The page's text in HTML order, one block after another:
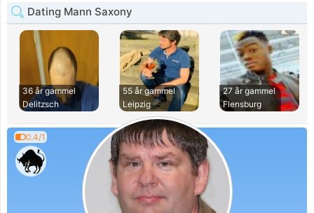
Dating Mann Saxony
36 år gammel
Delitzsch
55 år gammel
Leipzig
27 år gammel
Flensburg
0.4/1